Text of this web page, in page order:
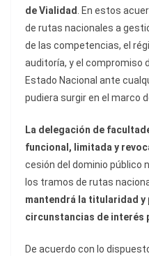
de Vialidad. En estos
de rutas nacionales a
de las competencias, el
auditoría, y el compromiso
Estado Nacional ante
pudiera surgir en el marco
La delegación de
funcional, limitada y
cesión del dominio público
los tramos de rutas
mantendrá la titularidad
circunstancias de interés
De acuerdo con lo